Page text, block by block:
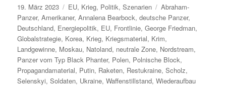
Veröffentlicht
am
19. März 2023 Kategorien
EU, Krieg, Politik,Szenarien Schlagwörter
Abraham-
Panzer,Amerikaner,Annalena Bearbock,deutsche Panzer,
Deutschland, Energiepolitik, EU, Frontlinie,George Friedman,
Globalstrategie, Korea, Krieg, Kriegsmaterial, Krim,
Landgewinne, Moskau, Natoland, neutrale Zone, Nordstream,
Panzer vom Typ Black Phanter, Polen, Polnische Block,
Propagandamaterial, Putin, Raketen, Restukraine,Scholz,
Selenskyi,Soldaten, Ukraine,Waffenstillstand,Wiederaufbau